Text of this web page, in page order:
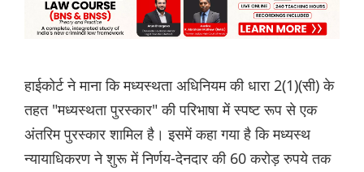
हाईकोर्ट ने माना कि मध्यस्थता अधिनियम की धारा 2(1)(सी) के
तहत "मध्यस्थता पुरस्कार" की परिभाषा में स्पष्ट रूप से एक
अंतरिम पुरस्कार शामिल है। इसमें कहा गया है कि मध्यस्थ
न्यायाधिकरण ने शुरू में निर्णय-देनदार की 60 करोड़ रुपये तक